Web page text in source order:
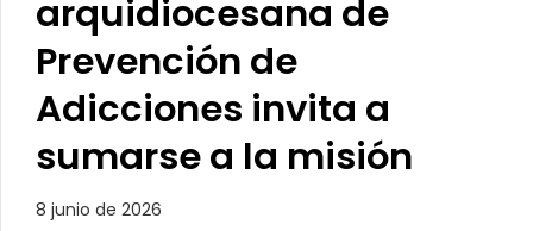
arquidiocesana de
Prevención de
Adicciones invita a
sumarse a la misión
8 junio de 2026